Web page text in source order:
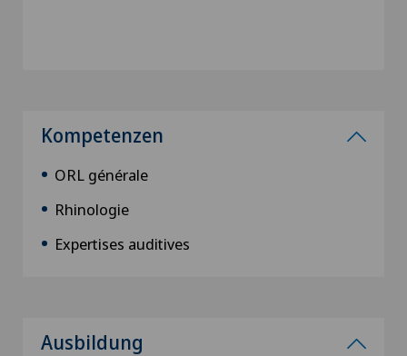
Kompetenzen
ORL générale
Rhinologie
Expertises auditives
Ausbildung